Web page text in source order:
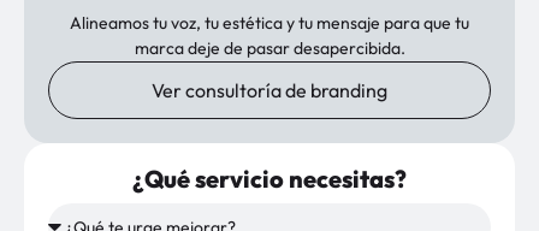
Alineamos tu voz, tu estética y tu mensaje para que tu
marca deje de pasar desapercibida.
Ver consultoría de branding
¿Qué servicio necesitas?